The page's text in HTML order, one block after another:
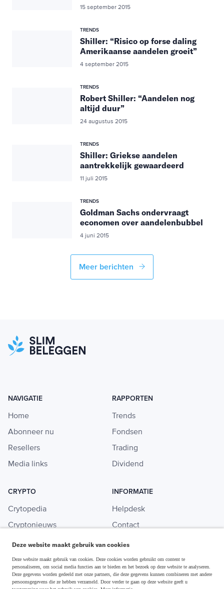
15 september 2015
TRENDS
Shiller: “Risico op forse daling
Amerikaanse aandelen groeit”
4 september 2015
TRENDS
Robert Shiller: “Aandelen nog
altijd duur”
24 augustus 2015
TRENDS
Shiller: Griekse aandelen
aantrekkelijk gewaardeerd
11 juli 2015
TRENDS
Goldman Sachs ondervraagt
economen over aandelenbubbel
4 juni 2015
Meer berichten
NAVIGATIE
Home
Abonneer nu
Resellers
Media links
RAPPORTEN
Trends
Fondsen
Trading
Dividend
CRYPTO
Crytopedia
Cryptonieuws
Crypto koopgids
Investeren in crypto
INFORMATIE
Helpdesk
Contact
Adverteren
Deze website maakt gebruik van cookies
Deze website maakt gebruik van cookies. Deze cookies worden gebruikt om content te
personaliseren, om social media functies aan te bieden en het bezoek op deze website te analyseren.
Deze gegevens worden gedeeld met onze partners, die deze gegevens kunnen combineren met andere
persoonsgegevens die ze hebben verzameld. Door verder te gaan op deze website geeft u